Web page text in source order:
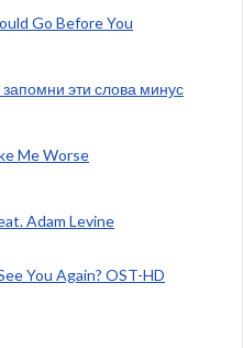
Go Before You
эти слова минус
Me Worse
Adam Levine
You Again? OST-HD